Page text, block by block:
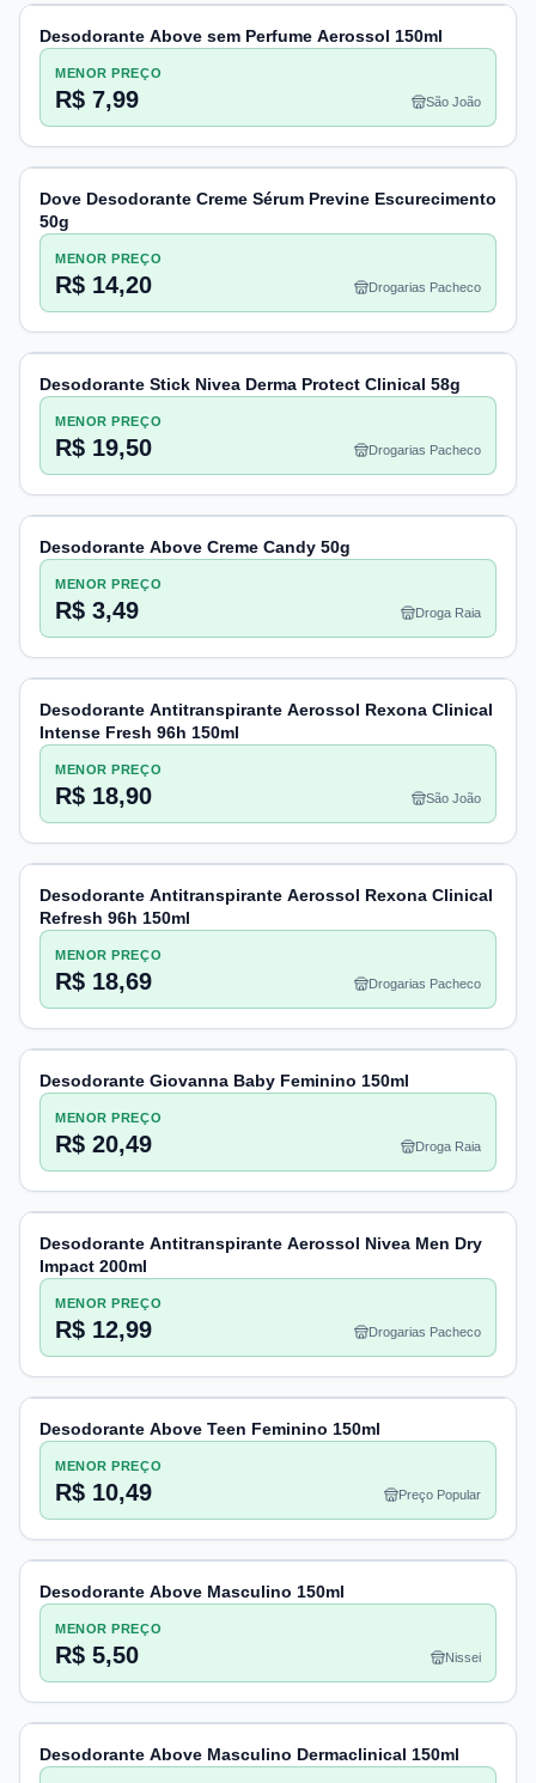
Desodorante Above sem Perfume Aerossol 150ml
MENOR PREÇO
R$ 7,99 São João
Dove Desodorante Creme Sérum Previne Escurecimento
50g
MENOR PREÇO
R$ 14,20 Drogarias Pacheco
Desodorante Stick Nivea Derma Protect Clinical 58g
MENOR PREÇO
R$ 19,50 Drogarias Pacheco
Desodorante Above Creme Candy 50g
MENOR PREÇO
R$ 3,49 Droga Raia
Desodorante Antitranspirante Aerossol Rexona Clinical
Intense Fresh 96h 150ml
MENOR PREÇO
R$ 18,90 São João
Desodorante Antitranspirante Aerossol Rexona Clinical
Refresh 96h 150ml
MENOR PREÇO
R$ 18,69 Drogarias Pacheco
Desodorante Giovanna Baby Feminino 150ml
MENOR PREÇO
R$ 20,49 Droga Raia
Desodorante Antitranspirante Aerossol Nivea Men Dry
Impact 200ml
MENOR PREÇO
R$ 12,99 Drogarias Pacheco
Desodorante Above Teen Feminino 150ml
MENOR PREÇO
R$ 10,49 Preço Popular
Desodorante Above Masculino 150ml
MENOR PREÇO
R$ 5,50 Nissei
Desodorante Above Masculino Dermaclinical 150ml